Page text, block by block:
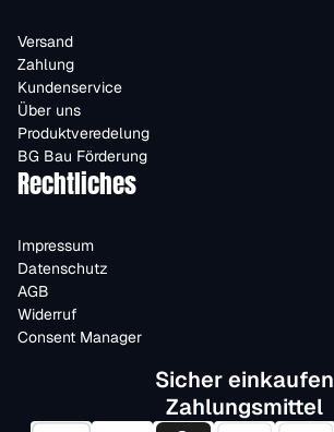
Versand
Zahlung
Kundenservice
Über uns
Produktveredelung
BG Bau Förderung
Rechtliches
Impressum
Datenschutz
AGB
Widerruf
Consent Manager
Sicher einkaufen
Zahlungsmittel